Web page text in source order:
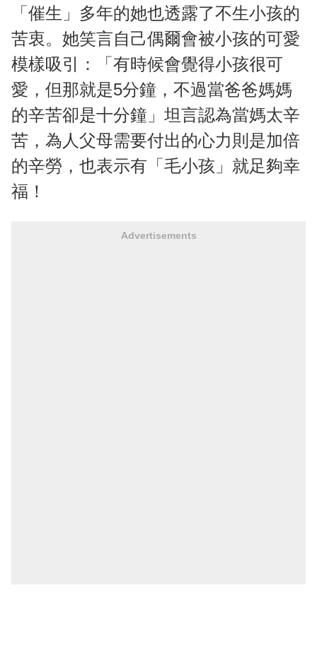
「催生」多年的她也透露了不生小孩的
苦衷。她笑言自己偶爾會被小孩的可愛
模樣吸引：「有時候會覺得小孩很可
愛，但那就是5分鐘，不過當爸爸媽媽
的辛苦卻是十分鐘」坦言認為當媽太辛
苦，為人父母需要付出的心力則是加倍
的辛勞，也表示有「毛小孩」就足夠幸
福！
Advertisements